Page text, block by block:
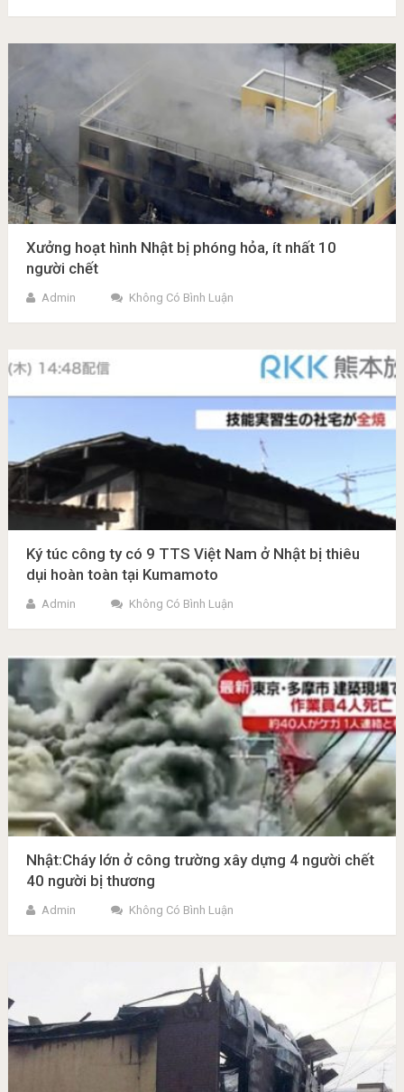
Xưởng hoạt hình Nhật bị phóng hỏa, ít nhất 10
người chết
Admin Không Có Bình Luận
Ký túc công ty có 9 TTS Việt Nam ở Nhật bị thiêu
dụi hoàn toàn tại Kumamoto
Admin Không Có Bình Luận
Nhật:Cháy lớn ở công trường xây dựng 4 người chết
40 người bị thương
Admin Không Có Bình Luận